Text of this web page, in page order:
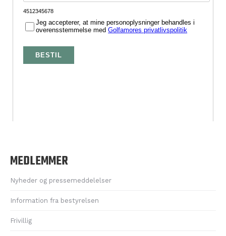
MEDLEMMER
Nyheder og pressemeddelelser
Information fra bestyrelsen
Frivillig